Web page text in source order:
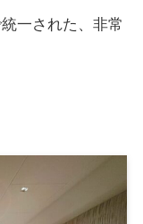
一された、非常